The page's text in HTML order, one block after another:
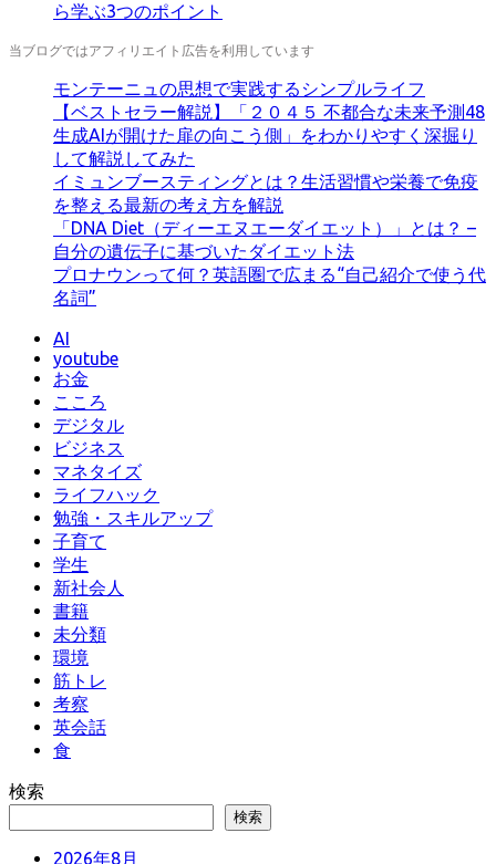
ら学ぶ3つのポイント
当ブログではアフィリエイト広告を利用しています
モンテーニュの思想で実践するシンプルライフ
【ベストセラー解説】「２０４５ 不都合な未来予測48
生成AIが開けた扉の向こう側」をわかりやすく深掘り
して解説してみた
イミュンブースティングとは？生活習慣や栄養で免疫
を整える最新の考え方を解説
「DNA Diet（ディーエヌエーダイエット）」とは？ –
自分の遺伝子に基づいたダイエット法
プロナウンって何？英語圏で広まる“自己紹介で使う代
名詞”
AI
youtube
お金
こころ
デジタル
ビジネス
マネタイズ
ライフハック
勉強・スキルアップ
子育て
学生
新社会人
書籍
未分類
環境
筋トレ
考察
英会話
食
検索
検索
2026年8月